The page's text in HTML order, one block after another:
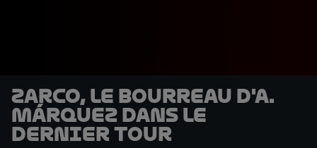
Zarco, le bourreau d'A.
Márquez dans le
dernier tour